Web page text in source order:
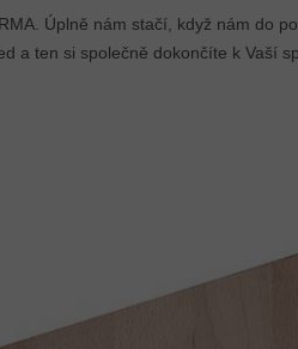
Úplně nám stačí, když nám do
a ten si společně dokončíte k Vaší